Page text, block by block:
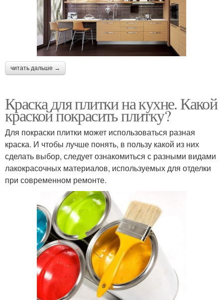
читать дальше →
Краска для плитки на кухне. Какой
краской покрасить плитку?
Для покраски плитки может использоваться разная
краска. И чтобы лучше понять, в пользу какой из них
сделать выбор, следует ознакомиться с разными видами
лакокрасочных материалов, используемых для отделки
при современном ремонте.